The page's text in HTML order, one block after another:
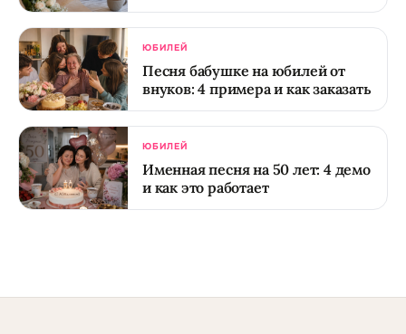
ЮБИЛЕЙ
Песня бабушке на юбилей от
внуков: 4 примера и как заказать
ЮБИЛЕЙ
Именная песня на 50 лет: 4 демо
и как это работает